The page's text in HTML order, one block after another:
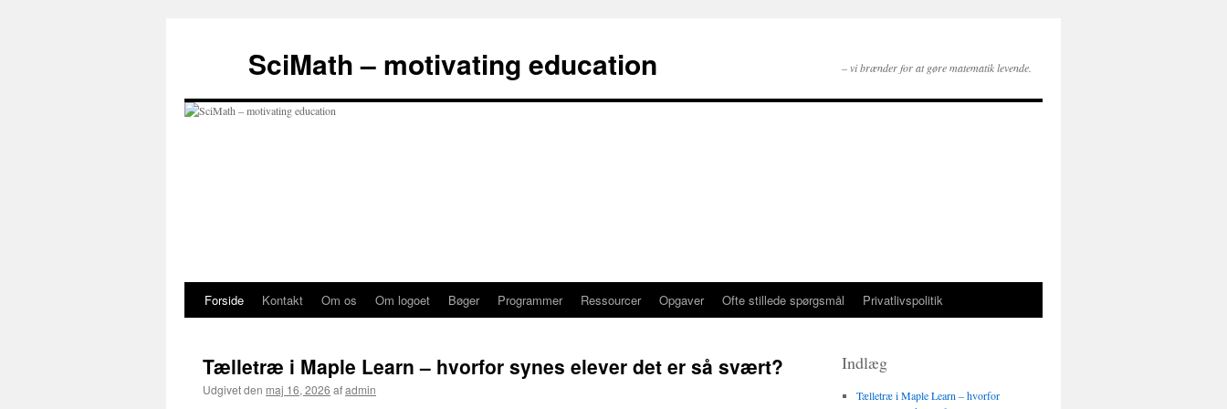
SciMath – motivating education – vi brænder for at gøre matematik levende.
Forside Kontakt Om os Om logoet Bøger Programmer Ressourcer Opgaver Ofte stillede spørgsmål Privatlivspolitik
Tælletræ i Maple Learn – hvorfor synes elever det er så svært?
Udgivet den maj 16, 2026 afadmin
Indlæg
Tælletræ i Maple Learn – hvorfor